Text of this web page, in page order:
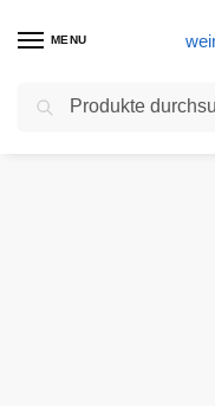
MENU
Start Weißwein-Produkte /